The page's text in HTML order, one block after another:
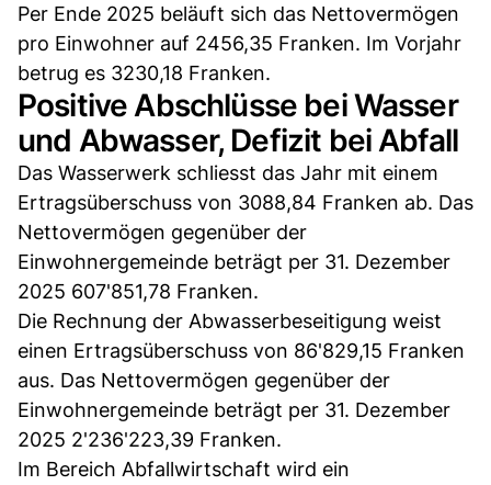
Per Ende 2025 beläuft sich das Nettovermögen
pro Einwohner auf 2456,35 Franken. Im Vorjahr
betrug es 3230,18 Franken.
Positive Abschlüsse bei Wasser
und Abwasser, Defizit bei Abfall
Das Wasserwerk schliesst das Jahr mit einem
Ertragsüberschuss von 3088,84 Franken ab. Das
Nettovermögen gegenüber der
Einwohnergemeinde beträgt per 31. Dezember
2025 607'851,78 Franken.
Die Rechnung der Abwasserbeseitigung weist
einen Ertragsüberschuss von 86'829,15 Franken
aus. Das Nettovermögen gegenüber der
Einwohnergemeinde beträgt per 31. Dezember
2025 2'236'223,39 Franken.
Im Bereich Abfallwirtschaft wird ein